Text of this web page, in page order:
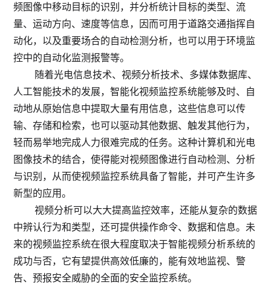
频图像中移动目标的识别，并分析统计目标的类型、流
量、运动方向、速度等信息，因而可用于道路交通指挥自
动化，以及重要场合的自动检测分析，也可以用于环境监
控中的自动化监测报警等。
随着光电信息技术、视频分析技术、多媒体数据库、
人工智能技术的发展，智能化视频监控系统能够及时、自
动地从原始信息中提取大量有用信息，这些信息可以传
输、存储和检索，也可以驱动其他数据、触发其他行为，
轻而易举地完成人力很难完成的任务。这种计算机和光电
图像技术的结合，使得能对视频图像进行自动检测、分析
与识别，从而使视频监控系统具备了智能，并可产生许多
新型的应用。
视频分析可以大大提高监控效率，还能从复杂的数据
中辨认行为和类型，还可提供操作命令、数据和信息。未
来的视频监控系统在很大程度取决于智能视频分析系统的
成功与否，它有望提供高效低廉的，能有效地监视、警
告、预报安全威胁的全面的安全监控系统。